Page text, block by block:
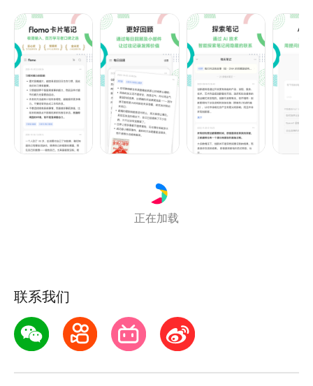
feedback@top-stack.com
flomo 卡片笔记有如下特点：
【聊天式输入】像发微博一样，无压力记录想法；
【多级标签】通过层级标签快速对内容进行归类；
【每日回顾】通过桌面小组件，让过往记录发挥新价
值；
【AI 加持】智能探索笔记间隐藏的联系，用提问的方
【量化记录】通过可视化热力图，量化记录习惯；
【API 输入】支持微信读书、得到、有知有行、多看、
Kindle 等多种产品笔记导入；
但记得，重要的不是记录，而是更好地思考。
————————————
正在加载
联系我们